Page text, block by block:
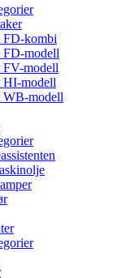
FD-kombi
FD-modell
FV-modell
HI-modell
WB-modell